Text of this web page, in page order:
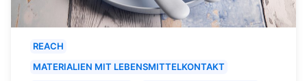
REACH
MATERIALIEN MIT LEBENSMITTELKONTAKT